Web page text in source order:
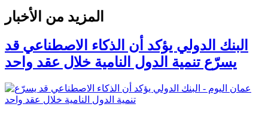
المزيد من الأخبار
البنك الدولي يؤكد أن الذكاء الاصطناعي قد
يسرّع تنمية الدول النامية خلال عقد واحد